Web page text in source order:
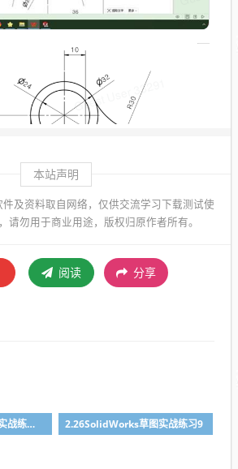
本站声明
及资料取自网络，仅供交流学习下载测试使
请勿用于商业用途，版权归原作者所有。
阅读 分享
2.27SolidWorks草图实战练习10 2.26SolidWorks草图实战练习9